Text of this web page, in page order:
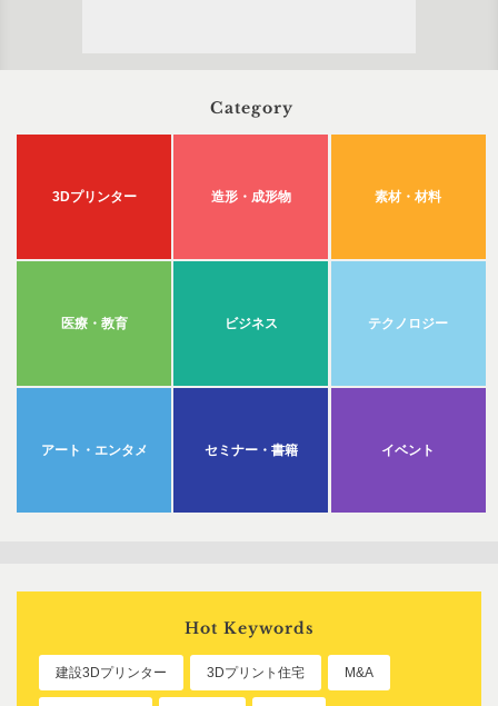
Category
3Dプリンター 造形・成形物 素材・材料
医療・教育 ビジネス テクノロジー
アート・エンタメ セミナー・書籍 イベント
Hot Keywords
建設3Dプリンター 3Dプリント住宅 M&A